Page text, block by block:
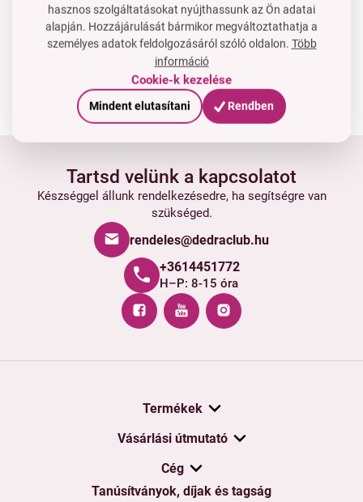
OSSZA MEG:
Tartsd velünk a kapcsolatot
Készséggel állunk rendelkezésedre, ha segítségre van
szükséged.
rendeles@dedraclub.hu
+3614451772
H–P: 8-15 óra
Termékek
Vásárlási útmutató
Cég
Tanúsítványok, díjak és tagság
hasznos szolgáltatásokat nyújthassunk az Ön adatai
alapján. Hozzájárulását bármikor megváltoztathatja a
személyes adatok feldolgozásáról szóló oldalon. Több
információ
Cookie-k kezelése
Mindent elutasítani Rendben